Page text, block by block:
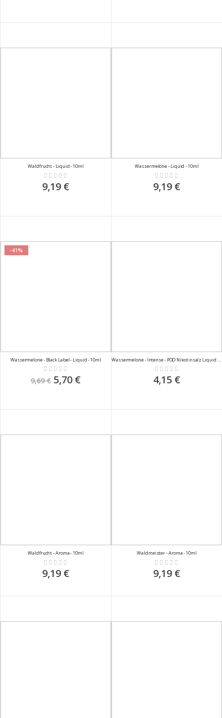
Waldfrucht - Liquid - 10ml
Rating:
9,19 €
Wassermelone - Liquid - 10ml
Rating:
9,19 €
-41%
Wassermelone - Black Label - Liquid - 10ml
Rating:
9,69 € Sonderpreis
5,70 €
Rating:
0%
4,15 €
Waldfrucht - Aroma - 10ml
Rating:
0%
9,19 €
Waldmeister - Aroma - 10ml
Rating:
0%
9,19 €